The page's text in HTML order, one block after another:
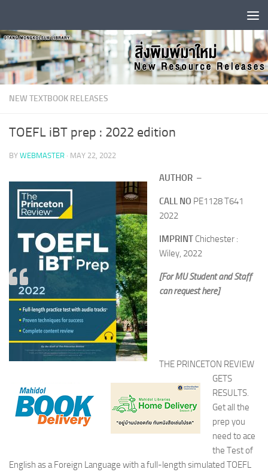
NEW TEXTBOOK RELEASES
TOEFL iBT prep : 2022 edition
BY WEBMASTER · MAY 22, 2022
AUTHOR –
CALL NO PE1128 T641
2022
IMPRINT Chichester :
Wiley, 2022
[For MU Student and Staff
can request here]
THE PRINCETON REVIEW
GETS
RESULTS.
Get all the
prep you
need to ace
the Test of
English as a Foreign Language with a full-length simulated TOEFL